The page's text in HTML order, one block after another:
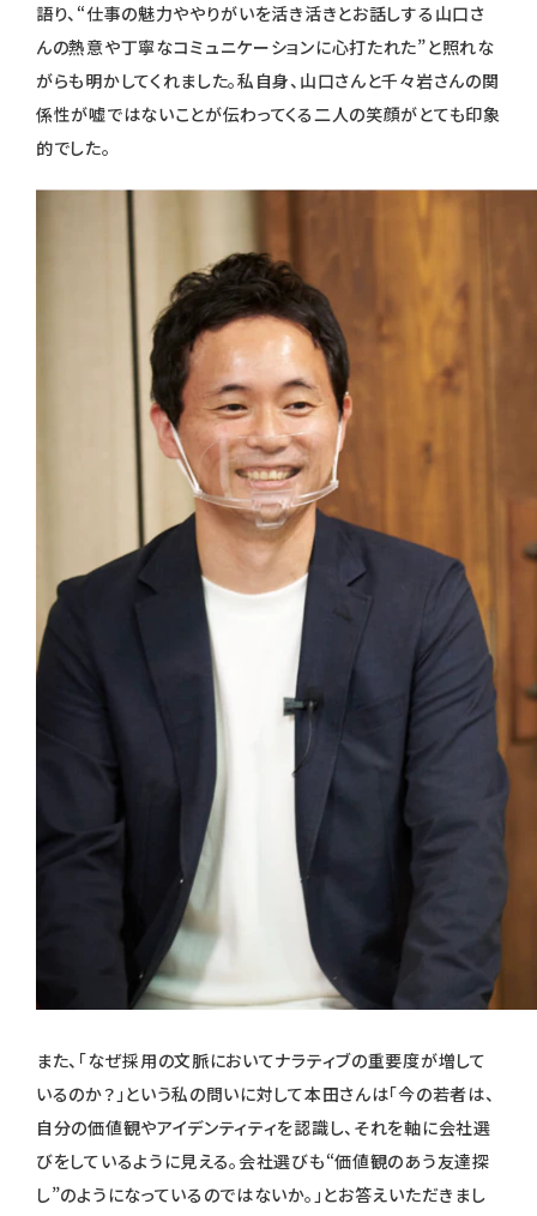
語り、“仕事の魅力ややりがいを活き活きとお話しする山口さ
んの熱意や丁寧なコミュニケーションに心打たれた”と照れな
がらも明かしてくれました。私自身、山口さんと千々岩さんの関
係性が嘘ではないことが伝わってくる二人の笑顔がとても印象
的でした。
また、「なぜ採用の文脈においてナラティブの重要度が増して
いるのか？」という私の問いに対して本田さんは「今の若者は、
自分の価値観やアイデンティティを認識し、それを軸に会社選
びをしているように見える。会社選びも“価値観のあう友達探
し”のようになっているのではないか。」とお答えいただきまし